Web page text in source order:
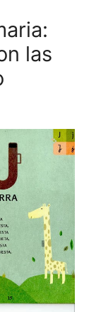
las